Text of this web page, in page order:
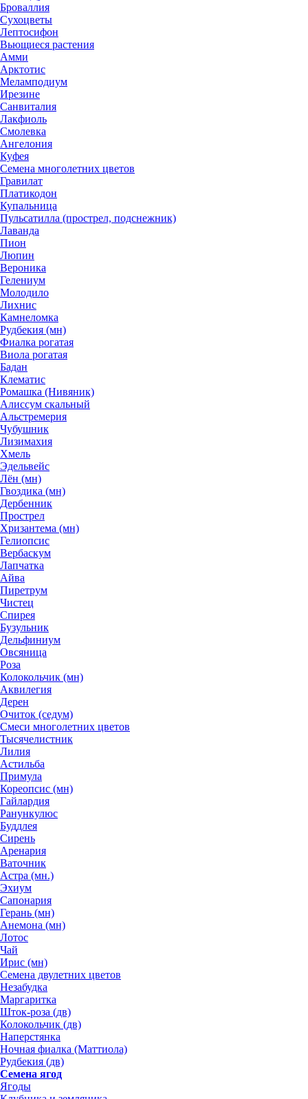
Броваллия
Сухоцветы
Лептосифон
Вьющиеся растения
Амми
Арктотис
Меламподиум
Ирезине
Санвиталия
Лакфиоль
Смолевка
Ангелония
Куфея
Семена многолетних цветов
Гравилат
Платикодон
Купальница
Пульсатилла (прострел, подснежник)
Лаванда
Пион
Люпин
Вероника
Гелениум
Молодило
Лихнис
Камнеломка
Рудбекия (мн)
Фиалка рогатая
Виола рогатая
Бадан
Клематис
Ромашка (Нивяник)
Алиссум скальный
Альстремерия
Чубушник
Лизимахия
Хмель
Эдельвейс
Лён (мн)
Гвоздика (мн)
Дербенник
Прострел
Хризантема (мн)
Гелиопсис
Вербаскум
Лапчатка
Айва
Пиретрум
Чистец
Спирея
Бузульник
Дельфиниум
Овсяница
Роза
Колокольчик (мн)
Аквилегия
Дерен
Очиток (седум)
Смеси многолетних цветов
Тысячелистник
Лилия
Астильба
Примула
Кореопсис (мн)
Гайлардия
Ранункулюс
Буддлея
Сирень
Аренария
Ваточник
Астра (мн.)
Эхиум
Сапонария
Герань (мн)
Анемона (мн)
Лотос
Чай
Ирис (мн)
Семена двулетних цветов
Незабудка
Маргаритка
Шток-роза (дв)
Колокольчик (дв)
Наперстянка
Ночная фиалка (Маттиола)
Рудбекия (дв)
Семена ягод
Ягоды